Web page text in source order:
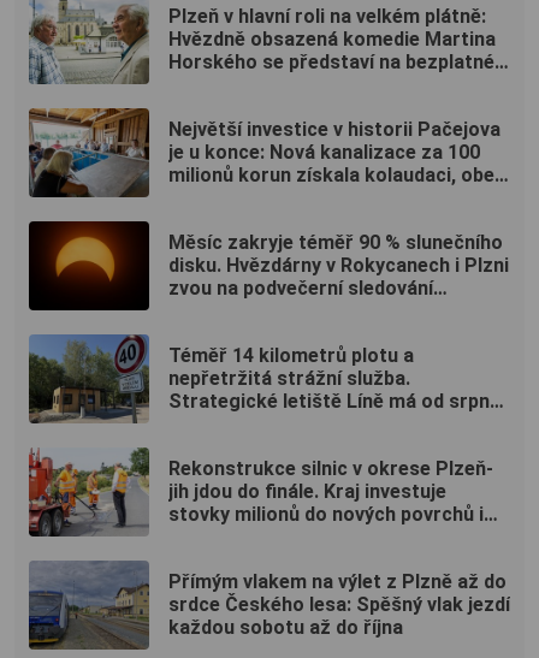
Plzeň v hlavní roli na velkém plátně:
Hvězdně obsazená komedie Martina
Horského se představí na bezplatné
Největší investice v historii Pačejova
je u konce: Nová kanalizace za 100
milionů korun získala kolaudaci, obec
Měsíc zakryje téměř 90 % slunečního
disku. Hvězdárny v Rokycanech i Plzni
zvou na podvečerní sledování
Téměř 14 kilometrů plotu a
nepřetržitá strážní služba.
Strategické letiště Líně má od srpna
Rekonstrukce silnic v okrese Plzeň-
jih jdou do finále. Kraj investuje
stovky milionů do nových povrchů i
Přímým vlakem na výlet z Plzně až do
srdce Českého lesa: Spěšný vlak jezdí
každou sobotu až do října